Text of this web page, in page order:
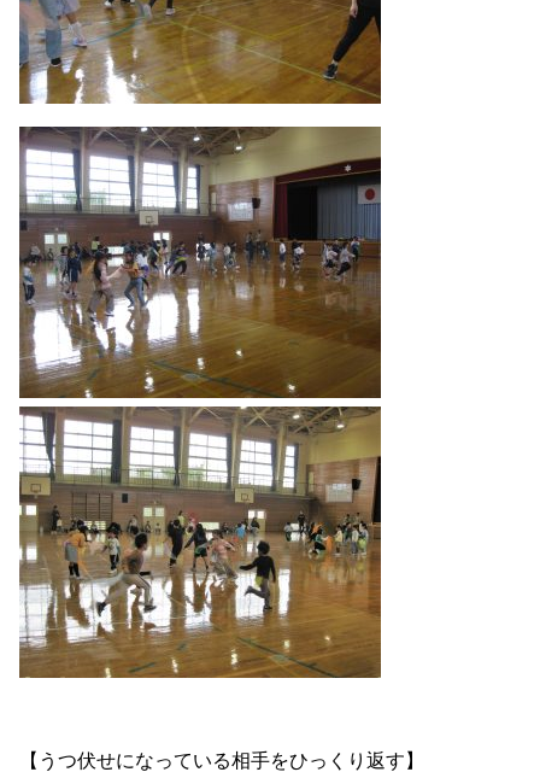
【うつ伏せになっている相手をひっくり返す】